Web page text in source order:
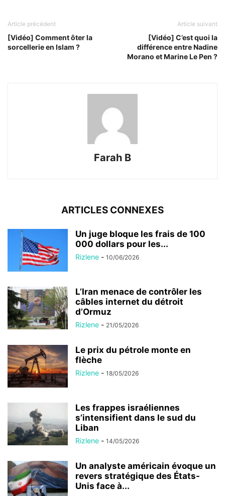
Article précédent
[Vidéo] Comment ôter la
sorcellerie en Islam ?
Article suivant
[Vidéo] C’est quoi la
différence entre Nadine
Morano et Marine Le Pen ?
Farah B
ARTICLES CONNEXES
Un juge bloque les frais de 100
000 dollars pour les...
Rizlene - 10/06/2026
L’Iran menace de contrôler les
câbles internet du détroit
d’Ormuz
Rizlene - 21/05/2026
Le prix du pétrole monte en
flèche
Rizlene - 18/05/2026
Les frappes israéliennes
s’intensifient dans le sud du
Liban
Rizlene - 14/05/2026
Un analyste américain évoque un
revers stratégique des États-
Unis face à...